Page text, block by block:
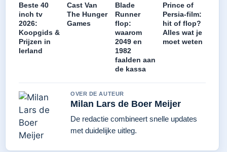
Beste 40
inch tv
2026:
Koopgids &
Prijzen in
Ierland
Cast Van
The Hunger
Games
Blade
Runner
flop:
waarom
2049 en
1982
faalden aan
de kassa
Prince of
Persia-film:
hit of flop?
Alles wat je
moet weten
OVER DE AUTEUR
Milan Lars de Boer Meijer
De redactie combineert snelle updates
met duidelijke uitleg.